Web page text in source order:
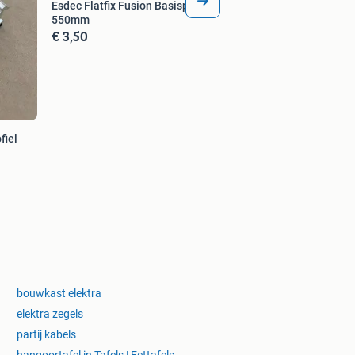
Esdec Flatfix Fusion Basisprofiel
550mm
€ 3,50
bouwkast elektra
elektra zegels
partij kabels